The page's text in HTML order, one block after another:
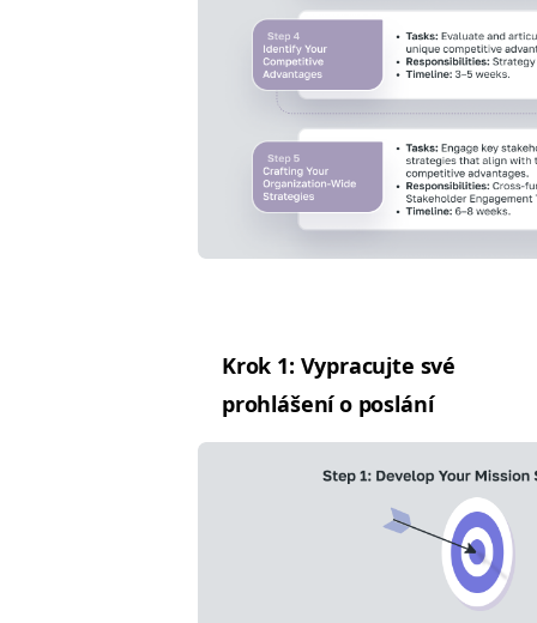
Krok 1: Vypracu­jte své
prohlášení o poslání